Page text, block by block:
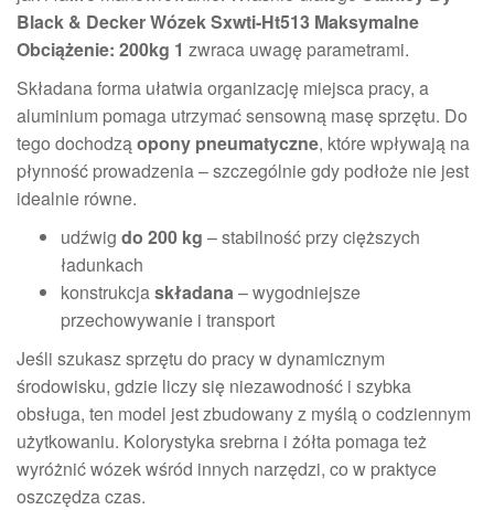
Black & Decker Wózek Sxwti-Ht513 Maksymalne
Obciążenie: 200kg 1 zwraca uwagę parametrami.
Składana forma ułatwia organizację miejsca pracy, a
aluminium pomaga utrzymać sensowną masę sprzętu. Do
tego dochodząopony pneumatyczne, które wpływają na
płynność prowadzenia – szczególnie gdy podłoże nie jest
idealnie równe.
udźwig do 200 kg – stabilność przy cięższych
ładunkach
konstrukcjaskładana– wygodniejsze
przechowywanie i transport
Jeśli szukasz sprzętu do pracy w dynamicznym
środowisku, gdzie liczy się niezawodność i szybka
obsługa, ten model jest zbudowany z myślą o codziennym
użytkowaniu. Kolorystyka srebrna i żółta pomaga też
wyróżnić wózek wśród innych narzędzi, co w praktyce
oszczędza czas.